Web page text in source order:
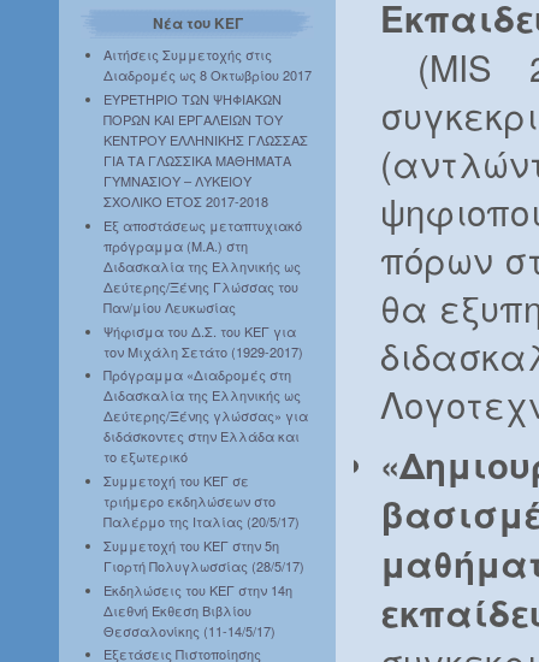
Νέα του ΚΕΓ
Αιτήσεις Συμμετοχής στις
Διαδρομές ως 8 Οκτωβρίου 2017
ΕΥΡΕΤΗΡΙΟ ΤΩΝ ΨΗΦΙΑΚΩΝ
ΠΟΡΩΝ ΚΑΙ ΕΡΓΑΛΕΙΩΝ ΤΟΥ
ΚΕΝΤΡΟΥ ΕΛΛΗΝΙΚΗΣ ΓΛΩΣΣΑΣ
ΓΙΑ ΤΑ ΓΛΩΣΣΙΚΑ ΜΑΘΗΜΑΤΑ
ΓΥΜΝΑΣΙΟΥ – ΛΥΚΕΙΟΥ
ΣΧΟΛΙΚΟ ΕΤΟΣ 2017-2018
Εξ αποστάσεως μεταπτυχιακό
πρόγραμμα (Μ.Α.) στη
Διδασκαλία της Ελληνικής ως
Δεύτερης/Ξένης Γλώσσας του
Παν/μίου Λευκωσίας
Ψήφισμα του Δ.Σ. του ΚΕΓ για
τον Μιχάλη Σετάτο (1929-2017)
Πρόγραμμα «Διαδρομές στη
Διδασκαλία της Ελληνικής ως
Δεύτερης/Ξένης γλώσσας» για
διδάσκοντες στην Ελλάδα και
το εξωτερικό
Συμμετοχή του ΚΕΓ σε
τριήμερο εκδηλώσεων στο
Παλέρμο της Ιταλίας (20/5/17)
Συμμετοχή του ΚΕΓ στην 5η
Γιορτή Πολυγλωσσίας (28/5/17)
Εκδηλώσεις του ΚΕΓ στην 14η
Διεθνή Έκθεση Βιβλίου
Θεσσαλονίκης (11-14/5/17)
Εξετάσεις Πιστοποίησης
(MIS
πόρων
θα